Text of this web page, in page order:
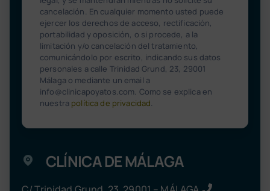
cancelación. En cualquier momento usted puede
ejercer los derechos de acceso, rectificación,
portabilidad y oposición, o si procede, a la
limitación y/o cancelación del tratamiento,
comunicándolo por escrito, indicando sus datos
personales a calle Trinidad Grund, 23, 29001
Málaga o mediante un email a
info@clinicapoyatos.com. Como se explica en
nuestra política de privacidad.
CLÍNICA DE MÁLAGA